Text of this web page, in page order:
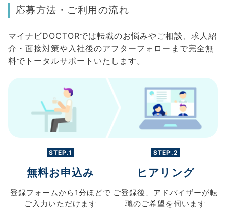
応募方法・ご利用の流れ
マイナビDOCTORでは転職のお悩みやご相談、求人紹
介・面接対策や入社後のアフターフォローまで完全無
料でトータルサポートいたします。
STEP.1
無料お申込み
登録フォームから 1分ほどで
ご入力 いただけます
STEP.2
ヒアリング
ご登録後、 アドバイザーが転
職のご希望を伺います